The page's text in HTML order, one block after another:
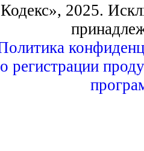
2025.
регистрации